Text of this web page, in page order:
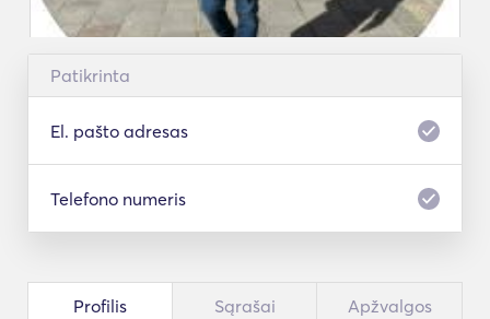
Patikrinta
El. pašto adresas
Telefono numeris
Profilis Sąrašai Apžvalgos